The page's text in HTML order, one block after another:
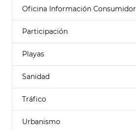
Oficina Información Consumidor
Participación
Playas
Sanidad
Tráfico
Urbanismo